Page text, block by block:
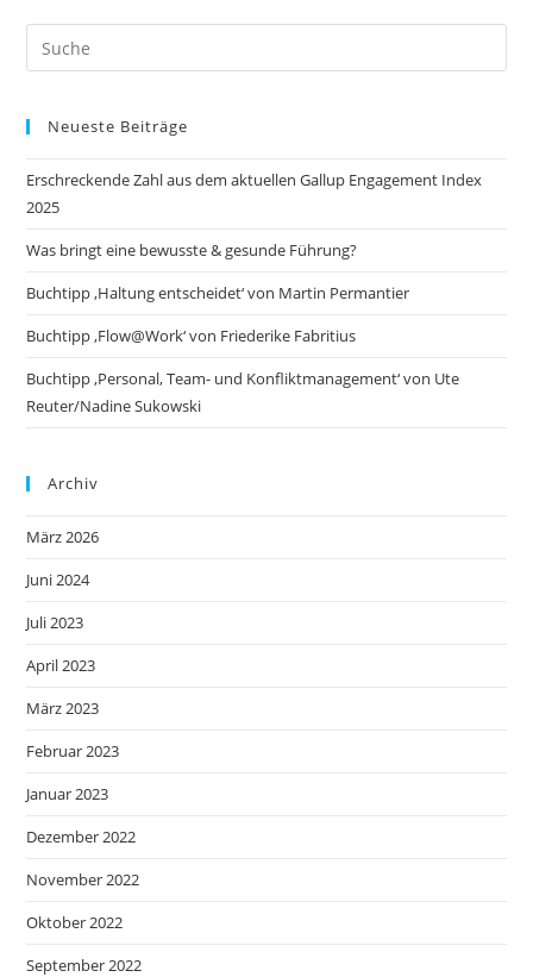
Engagement
Search
this
Neueste Beiträge
Erschreckende Zahl aus dem aktuellen Gallup Engagement Index
2025
Was bringt eine bewusste & gesunde Führung?
Buchtipp ‚Haltung entscheidet‘ von Martin Permantier
Buchtipp ‚Flow@Work‘ von Friederike Fabritius
Buchtipp ‚Personal, Team- und Konfliktmanagement‘ von Ute
Reuter/Nadine Sukowski
Archiv
März 2026
Juni 2024
Juli 2023
April 2023
März 2023
Februar 2023
Januar 2023
Dezember 2022
November 2022
Oktober 2022
September 2022